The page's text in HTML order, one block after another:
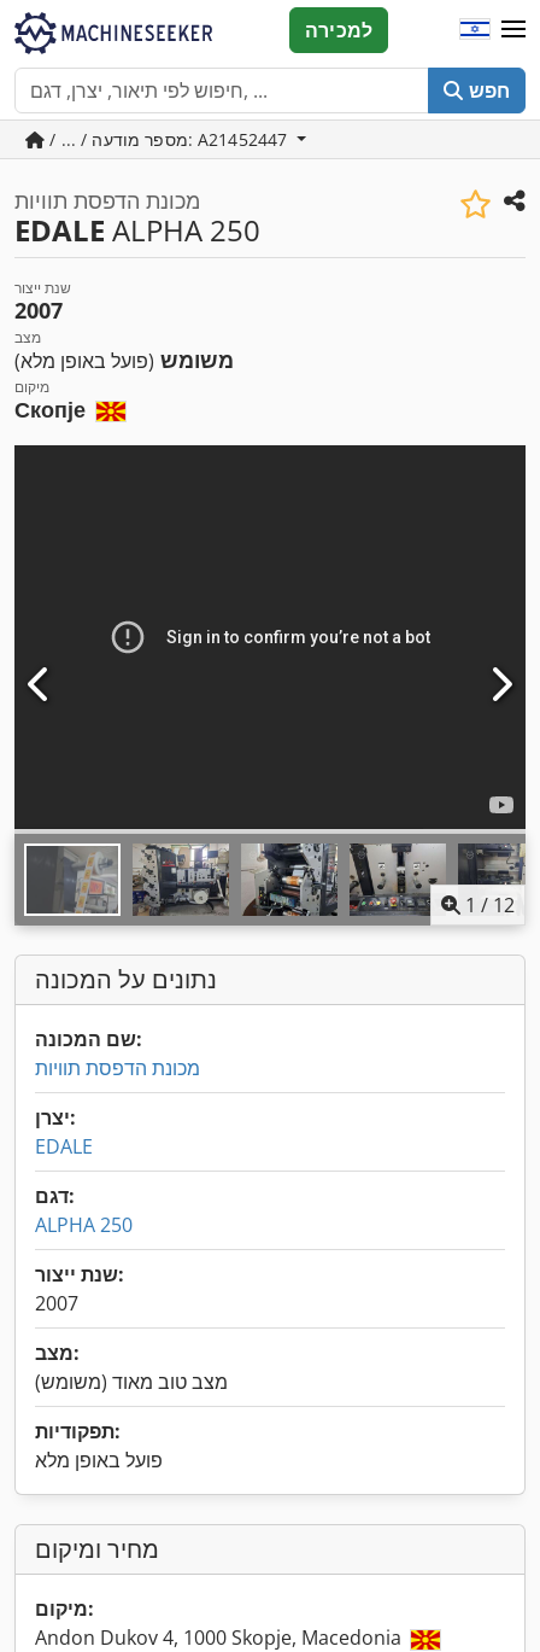
חפש
למכירה
/ ... / מספר מודעה: A21452447
מכונת הדפסת תוויות
EDALE ALPHA 250
שנת ייצור
2007
מצב
משומש (פועל באופן מלא)
מיקום
Скопје
1 / 12
נתונים על המכונה
שם המכונה:
מכונת הדפסת תוויות
יצרן:
EDALE
דגם:
ALPHA 250
שנת ייצור:
2007
מצב:
מצב טוב מאוד (משומש)
תפקודיות:
פועל באופן מלא
מחיר ומיקום
מיקום:
Andon Dukov 4, 1000 Skopje, Macedonia